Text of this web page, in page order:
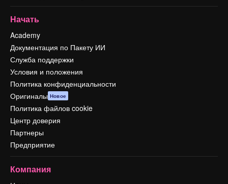
Начать
Academy
Документация по Пакету ИИ
Служба поддержки
Условия и положения
Политика конфиденциальности
Оригиналы Новое
Политика файлов cookie
Центр доверия
Партнеры
Предприятие
Компания